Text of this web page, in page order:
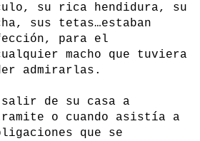
su rica hendidura, su
sus tetas…estaban
para el
macho que tuviera
admirarlas.
de su casa a
o cuando asistía a
que se